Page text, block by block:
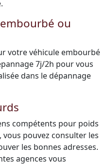
ou
votre véhicule embourbé
7j/2h pour vous
dans le dépannage
compétents pour poids
pouvez consulter les
les bonnes adresses.
agences vous